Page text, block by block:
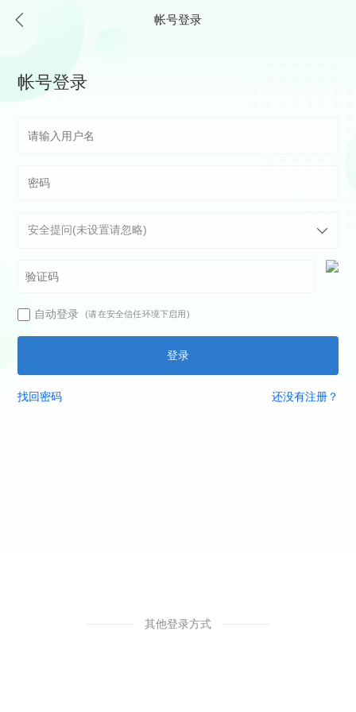
帐号登录
帐号登录
自动登录 (请在安全信任环境下启用)
登录
找回密码 还没有注册？
其他登录方式